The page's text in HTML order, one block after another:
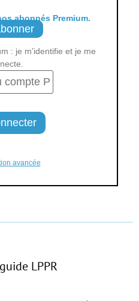
abonnés Premium.
: je m’identifie et je me
avancée
LPPR